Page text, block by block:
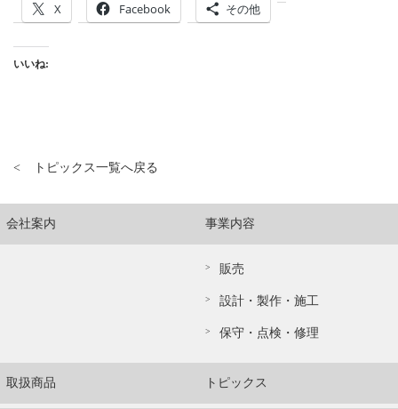
X Facebook その他
いいね:
トピックス一覧へ戻る
会社案内 事業内容
販売
設計・製作・施工
保守・点検・修理
取扱商品 トピックス